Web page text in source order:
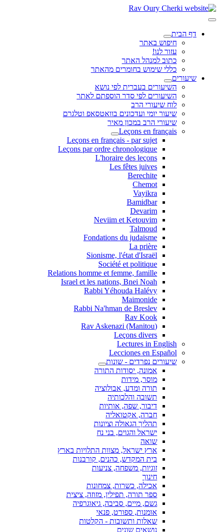
דף הבית
חיפוש באתר
עזור לנו!
כתוב למנהל האתר
כללי שימוש בחומרים מהאתר
שיעורים
השיעורים בעברית לפי נושא
השיעורים לפי סדר הוספתם לאתר
לוח שיעורי הרב
שיעור יומי ועדכונים בוואטסאפ וטלגרם
שיעורי הרב במכון מאיר
Leçons en français
Leçons en français - par sujet
Leçons par ordre chronologique
L'horaire des leçons
Les fêtes juives
Berechite
Chemot
Vayikra
Bamidbar
Devarim
Neviim et Ketouvim
Talmoud
Fondations du judaisme
La prière
Sionisme, l'état d'Israël
Société et politique
Relations homme et femme, famille
Israel et les nations, Bnei Noah
Rabbi Yéhouda Halévy
Maimonide
Rabbi Na'hman de Breslev
Rav Kook
(Rav Askenazi (Manitou
Leçons divers
Lectures in English
Lecciones en Español
שיעורים נפרדים - שונות
אמונה, יסודות התורה
מוסר, מידות
תורה ומדע, אבולוציה
תשובה והלכותיה
דיבור, שפה, אותיות
חברה, אקטואליה
תהליך הגאולה וציונות
ישראל והגוים, בני נח
שואה
ארץ ישראל, מצוות התלויות בארץ
בית המקדש, כהנים, קורבנות
זוגיות, משפחה, צניעות
חינוך
אכילה, כשרות, צמחונות
ספר תורה, תפילין, מזוזה, ציצית
גשם, מיים, סביבה, גיאוגרפיה
אומנות, ספורט, פנאי
שאלות ותשובות - הקלטות
נושאים שונים